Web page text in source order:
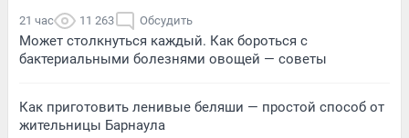
21 час 11 263 Обсудить
Может столкнуться каждый. Как бороться с
бактериальными болезнями овощей — советы
Как приготовить ленивые беляши — простой способ от
жительницы Барнаула